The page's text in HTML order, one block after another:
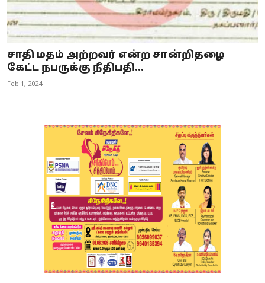
சாதி மதம் அற்றவர் என்ற சான்றிதழை
கேட்ட நபருக்கு நீதிபதி...
Feb 1, 2024